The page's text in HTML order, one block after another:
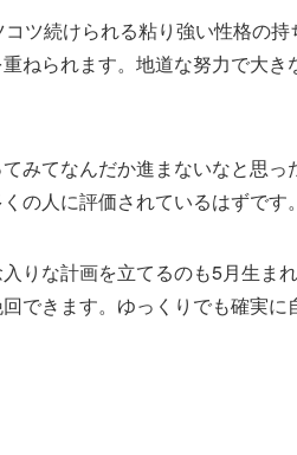
ツ続けられる粘り強い性格の持
ねられます。地道な努力で大き
みてなんだか進まないなと思っ
の人に評価されているはずです。
りな計画を立てるのも5月生まれ
できます。ゆっくりでも確実に